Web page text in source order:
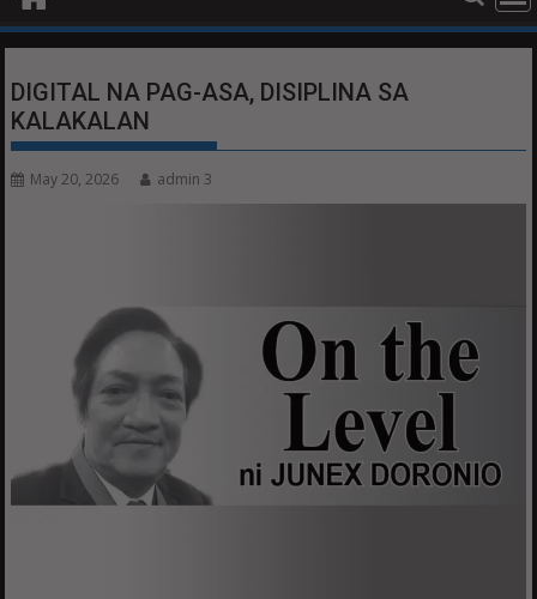
DIGITAL NA PAG-ASA, DISIPLINA SA
KALAKALAN
May 20, 2026 admin 3